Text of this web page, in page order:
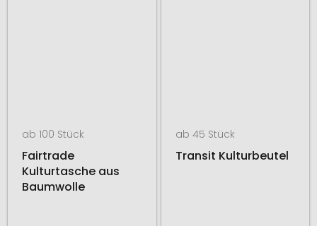
ab 100 Stück
Fairtrade
Kulturtasche aus
Baumwolle
ab 45 Stück
Transit Kulturbeutel